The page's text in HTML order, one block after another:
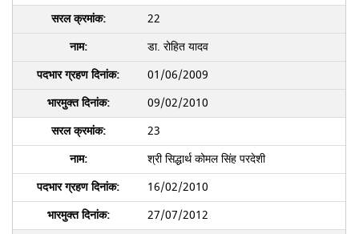
22
डा. रोहित यादव
01/06/2009
09/02/2010
23
श्री सिद्धार्थ कोमल सिंह परदेशी
16/02/2010
27/07/2012